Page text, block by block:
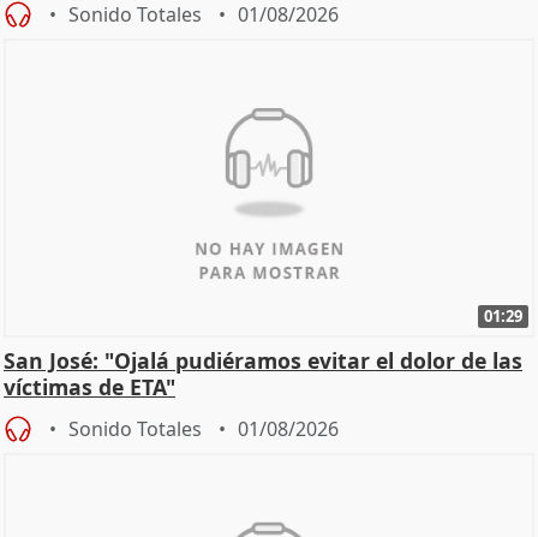
Sonido Totales 01/08/2026
01:29
San José: "Ojalá pudiéramos evitar el dolor de las
víctimas de ETA"
Sonido Totales 01/08/2026